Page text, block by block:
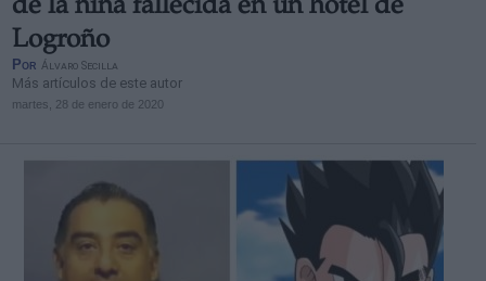
de la niña fallecida en un hotel de
Logroño
Por Álvaro Secilla
Más artículos de este autor
martes, 28 de enero de 2020